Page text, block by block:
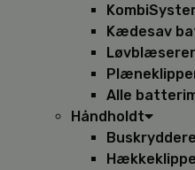
Kædesav
Alle
Håndholdt